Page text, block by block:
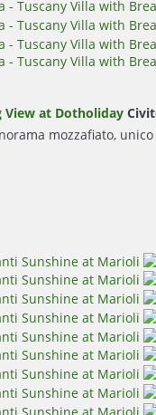
View at Dotholiday
mozzafiato,